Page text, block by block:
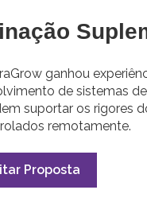
ganhou
de sistemas
suportar os rigores
remotamente.
Proposta